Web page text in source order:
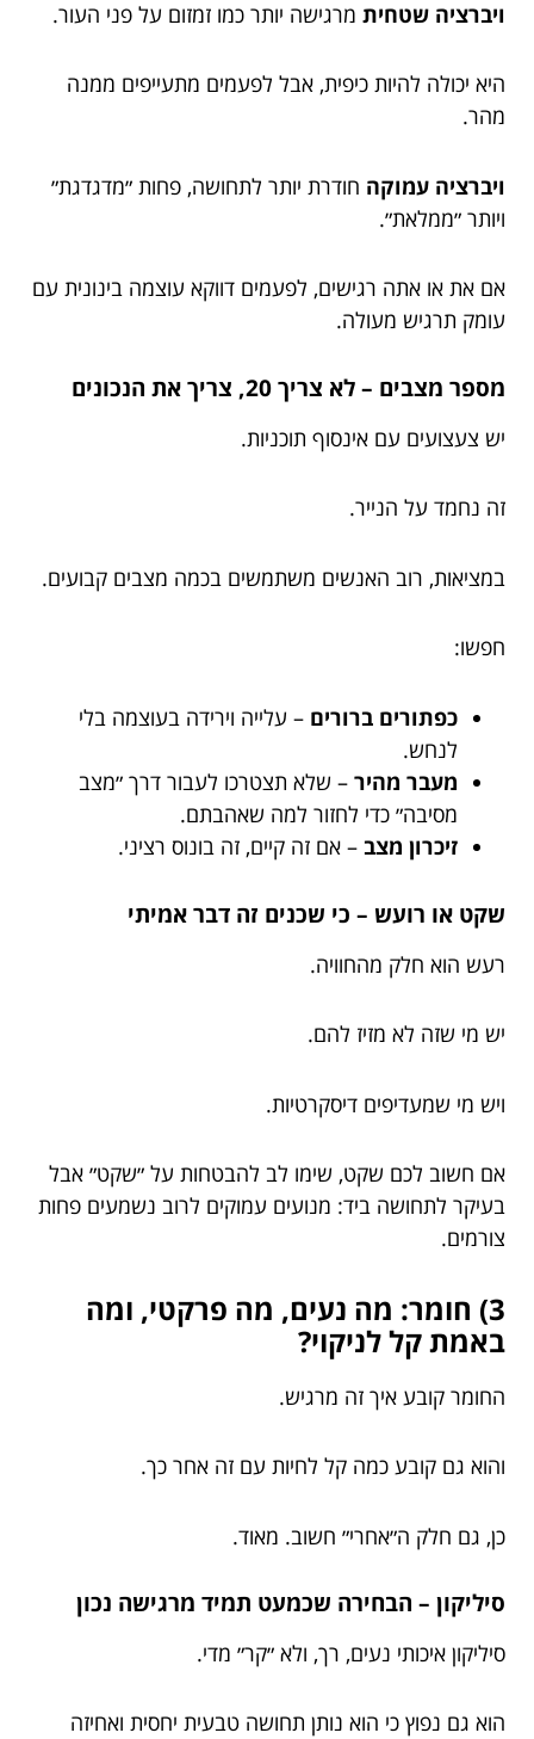
ויברציה שטחית מרגישה יותר כמו זמזום על פני העור.
היא יכולה להיות כיפית, אבל לפעמים מתעייפים ממנה
מהר.
ויברציה עמוקה חודרת יותר לתחושה, פחות ״מדגדגת״
ויותר ״ממלאת״.
אם את או אתה רגישים, לפעמים דווקא עוצמה בינונית עם
עומק תרגיש מעולה.
מספר מצבים – לא צריך 20, צריך את הנכונים
יש צעצועים עם אינסוף תוכניות.
זה נחמד על הנייר.
במציאות, רוב האנשים משתמשים בכמה מצבים קבועים.
חפשו:
כפתורים ברורים – עלייה וירידה בעוצמה בלי
לנחש.
מעבר מהיר – שלא תצטרכו לעבור דרך ״מצב
מסיבה״ כדי לחזור למה שאהבתם.
זיכרון מצב – אם זה קיים, זה בונוס רציני.
שקט או רועש – כי שכנים זה דבר אמיתי
רעש הוא חלק מהחוויה.
יש מי שזה לא מזיז להם.
ויש מי שמעדיפים דיסקרטיות.
אם חשוב לכם שקט, שימו לב להבטחות על ״שקט״ אבל
בעיקר לתחושה ביד: מנועים עמוקים לרוב נשמעים פחות
צורמים.
3) חומר: מה נעים, מה פרקטי, ומה
באמת קל לניקוי?
החומר קובע איך זה מרגיש.
והוא גם קובע כמה קל לחיות עם זה אחר כך.
כן, גם חלק ה״אחרי״ חשוב. מאוד.
סיליקון – הבחירה שכמעט תמיד מרגישה נכון
סיליקון איכותי נעים, רך, ולא ״קר״ מדי.
הוא גם נפוץ כי הוא נותן תחושה טבעית יחסית ואחיזה